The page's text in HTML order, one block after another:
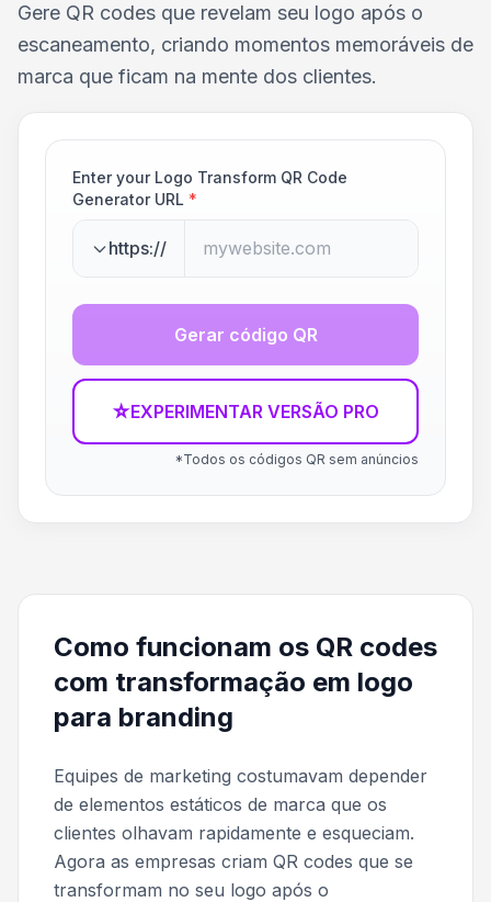
Gere QR codes que revelam seu logo após o
escaneamento, criando momentos memoráveis de
marca que ficam na mente dos clientes.
Enter your Logo Transform QR Code
Generator URL *
https://
Gerar código QR
☆EXPERIMENTAR VERSÃO PRO
*Todos os códigos QR sem anúncios
Como funcionam os QR codes
com transformação em logo
para branding
Equipes de marketing costumavam depender
de elementos estáticos de marca que os
clientes olhavam rapidamente e esqueciam.
Agora as empresas criam QR codes que se
transformam no seu logo após o